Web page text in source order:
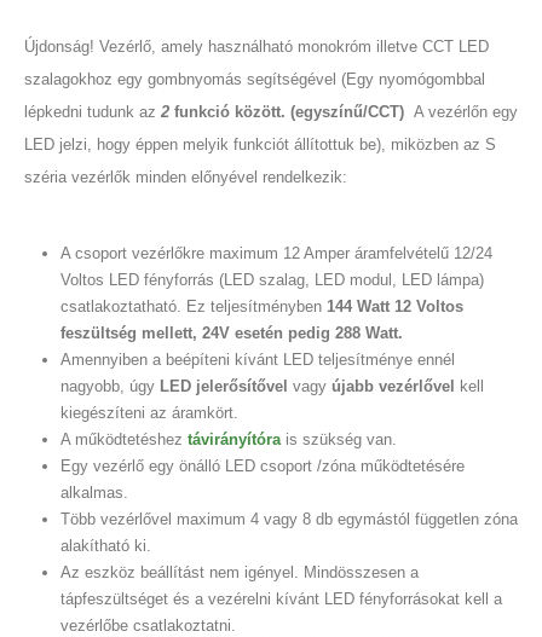
Újdonság! Vezérlő, amely használható monokróm illetve CCT LED
szalagokhoz egy gombnyomás segítségével (Egy nyomógombbal
lépkedni tudunk az 2 funkció között. (egyszínű/CCT) A vezérlőn egy
LED jelzi, hogy éppen melyik funkciót állítottuk be), miközben az S
széria vezérlők minden előnyével rendelkezik:
A csoport vezérlőkre maximum 12 Amper áramfelvételű 12/24
Voltos LED fényforrás (LED szalag, LED modul, LED lámpa)
csatlakoztatható. Ez teljesítményben 144 Watt 12 Voltos
feszültség mellett, 24V esetén pedig 288 Watt.
Amennyiben a beépíteni kívánt LED teljesítménye ennél
nagyobb, úgy LED jelerősítővel vagyújabb vezérlővel
kell
kiegészíteni az áramkört.​
A működtetéshez távirányítórais szükség van.
Egy vezérlő egy önálló LED csoport /zóna működtetésére
alkalmas.
Több vezérlővel maximum 4 vagy 8 db egymástól független zóna
alakítható ki.
Az eszköz beállítást nem igényel. Mindösszesen a
tápfeszültséget és a vezérelni kívánt LED fényforrásokat kell a
vezérlőbe csatlakoztatni.